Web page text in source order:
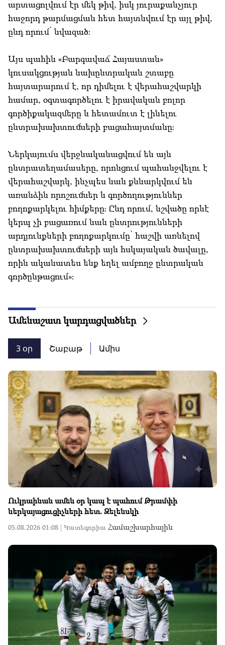
արտացոլվում էր մեկ թիվ, իսկ յուրաքանչյուր
հաջորդ թարմացման հետ հայտնվում էր այլ թիվ,
ընդ որում՝ նվազած։
Այս պահին «Բարգավաճ Հայաստան»
կուսակցության նախընտրական շտաբը
հայտարարում է, որ դիմելու է վերահաշվարկի
համար, օգտագործելու է իրավական բոլոր
գործիքակազմերը և հետամուտ է լինելու
ընտրախախտումների բացահայտմանը։
Ներկայումս վերջնականացվում են այն
ընտրատեղամասերը, որոնցում պահանջվելու է
վերահաշվարկ, ինչպես նաև քննարկվում են
առանձին որոշումներ և գործողություններ
բողոքարկելու հիմքերը։ Ընդ որում, նշվածը որևէ
կերպ չի բացառում նաև ընտրությունների
արդյունքների բողոքարկումը՝ հաշվի առնելով
ընտրախախտումների այն հսկայական ծավալը,
որին ականատես ենք եղել ամբողջ ընտրական
գործընթացում»։
Ամենաշատ կարդացվածներ
3 օր Շաբաթ Ամիս
Ուկրաինան ամեն օր կապ է պահում Թրամփի
ներկայացուցիչների հետ. Զելենսկի
05.08.2026 01:08 | Կատեգորիա Համաշխարհային